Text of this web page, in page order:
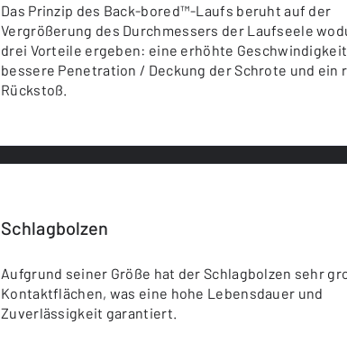
Das Prinzip des Back-bored™-Laufs beruht auf der
Vergrößerung des Durchmessers der Laufseele
drei Vorteile ergeben: eine erhöhte
bessere Penetration / Deckung der Schrote und ein
Rückstoß.
Schlagbolzen
Aufgrund seiner Größe hat der Schlagbolzen sehr
Kontaktflächen, was eine hohe Lebensdauer und
Zuverlässigkeit garantiert.